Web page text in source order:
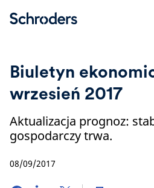
Biuletyn
wrzesień 2017
Aktualizacja prognoz:
gospodarczy trwa.
08/09/2017